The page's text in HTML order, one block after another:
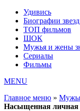
Удивись
Биографии звезд
ТОП фильмов
ШОК
Мужья и жены
Сериалы
Фильмы
MENU
Главное меню »
Насыщенная